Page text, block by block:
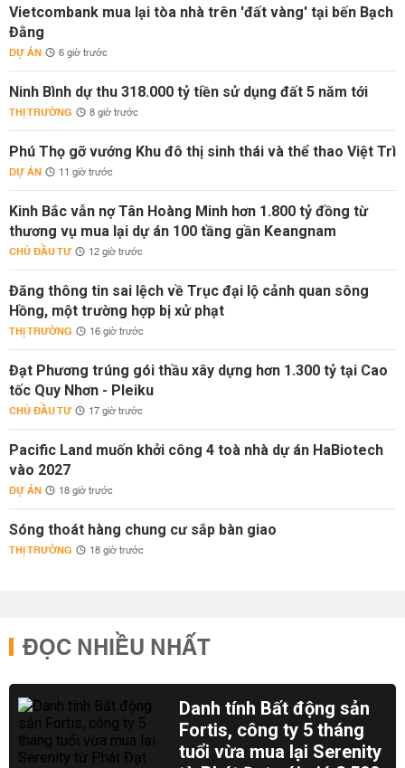
Vietcombank mua lại tòa nhà trên 'đất vàng' tại bến Bạch
Đằng
DỰ ÁN 6 giờ trước
Ninh Bình dự thu 318.000 tỷ tiền sử dụng đất 5 năm tới
THỊ TRƯỜNG 8 giờ trước
Phú Thọ gỡ vướng Khu đô thị sinh thái và thể thao Việt Trì
DỰ ÁN 11 giờ trước
Kinh Bắc vẫn nợ Tân Hoàng Minh hơn 1.800 tỷ đồng từ
thương vụ mua lại dự án 100 tầng gần Keangnam
CHỦ ĐẦU TƯ 12 giờ trước
Đăng thông tin sai lệch về Trục đại lộ cảnh quan sông
Hồng, một trường hợp bị xử phạt
THỊ TRƯỜNG 16 giờ trước
Đạt Phương trúng gói thầu xây dựng hơn 1.300 tỷ tại Cao
tốc Quy Nhơn - Pleiku
CHỦ ĐẦU TƯ 17 giờ trước
Pacific Land muốn khởi công 4 toà nhà dự án HaBiotech
vào 2027
DỰ ÁN 18 giờ trước
Sóng thoát hàng chung cư sắp bàn giao
THỊ TRƯỜNG 18 giờ trước
ĐỌC NHIỀU NHẤT
Danh tính Bất động sản
Fortis, công ty 5 tháng
tuổi vừa mua lại Serenity